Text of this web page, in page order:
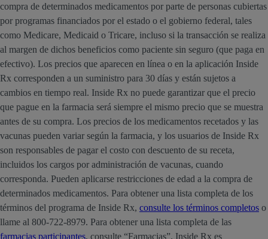
compra de determinados medicamentos por parte de personas cubiertas
por programas financiados por el estado o el gobierno federal, tales
como Medicare, Medicaid o Tricare, incluso si la transacción se realiza
al margen de dichos beneficios como paciente sin seguro (que paga en
efectivo). Los precios que aparecen en línea o en la aplicación Inside
Rx corresponden a un suministro para 30 días y están sujetos a
cambios en tiempo real. Inside Rx no puede garantizar que el precio
que pague en la farmacia será siempre el mismo precio que se muestra
antes de su compra. Los precios de los medicamentos recetados y las
vacunas pueden variar según la farmacia, y los usuarios de Inside Rx
son responsables de pagar el costo con descuento de su receta,
incluidos los cargos por administración de vacunas, cuando
corresponda. Pueden aplicarse restricciones de edad a la compra de
determinados medicamentos. Para obtener una lista completa de los
términos del programa de Inside Rx, consulte los términos completos o
llame al 800-722-8979. Para obtener una lista completa de las
farmacias participantes, consulte “Farmacias”. Inside Rx es